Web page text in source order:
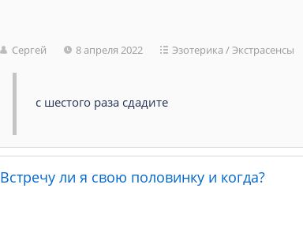
Сергей 8 апреля 2022 Эзотерика /Экстрасенсы
с шестого раза сдадите
Встречу ли я свою половинку и когда?